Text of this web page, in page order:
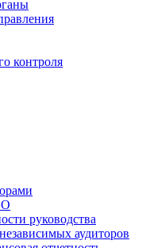
контроля
руководства
аудиторов